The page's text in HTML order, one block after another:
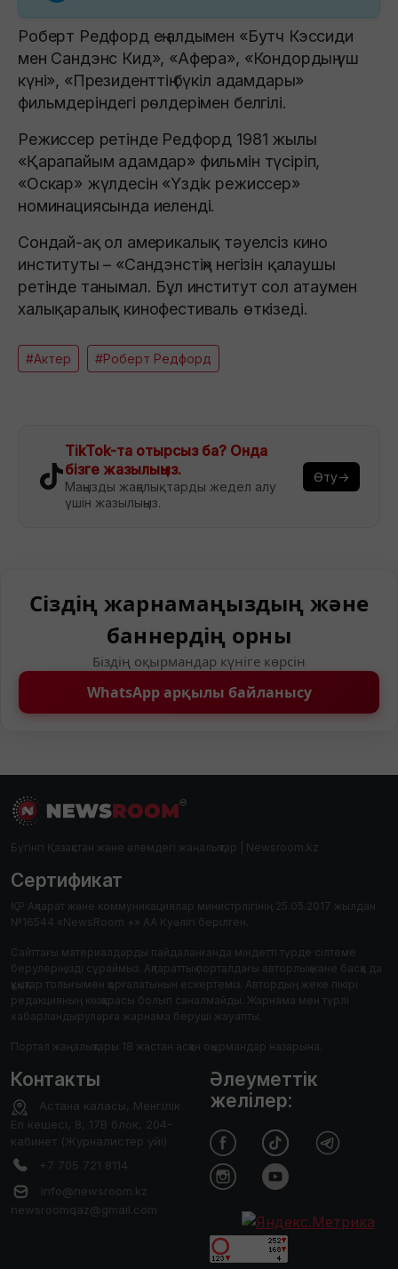
Роберт Редфорд ең алдымен «Бутч Кэссиди
мен Сандэнс Кид», «Афера», «Кондордың үш
күні», «Президенттің бүкіл адамдары»
фильмдеріндегі рөлдерімен белгілі.
Режиссер ретінде Редфорд 1981 жылы
«Қарапайым адамдар» фильмін түсіріп,
«Оскар» жүлдесін «Үздік режиссер»
номинациясында иеленді.
Сондай-ақ ол америкалық тәуелсіз кино
институты – «Сандэнстің» негізін қалаушы
ретінде танымал. Бұл институт сол атаумен
халықаралық кинофестиваль өткізеді.
#Актер #Роберт Редфорд
TikTok-та отырсыз ба? Онда
бізге жазылыңыз.
Маңызды жаңалықтарды жедел алу
үшін жазылыңыз.
Өту→
Сіздің жарнамаңыздың және
баннердің орны
Біздің оқырмандар күніге көрсін
WhatsApp арқылы байланысу
Бүгінгі Қазақстан және әлемдегі жаңалықтар | Newsroom.kz
Сертификат
ҚР Ақпарат және коммуникациялар министрлігінің 25.05.2017 жылдан
№16544 «NewsRoom +» АА Куәлігі берілген.
Сайттағы материалдарды пайдаланғанда міндетті түрде сілтеме
берулеріңізді сұраймыз. Ақпараттық порталдағы авторлық және басқа да
құқықтар толығымен қорғалатынын ескертеміз. Автордың жеке пікірі
редакцияның көзқарасы болып саналмайды. Жарнама мен түрлі
хабарландыруларға жарнама беруші жауапты.
Портал жаңалықтары 18 жастан асқан оқырмандар назарына.
Контакты
Астана каласы, Менгілік
Ел кешесі, 8, 17В блок, 204-
кабинет (Журналистер уйі)
+7 705 721 8114
info@newsroom.kz
newsroomqaz@gmail.com
Әлеуметтік
желілер: